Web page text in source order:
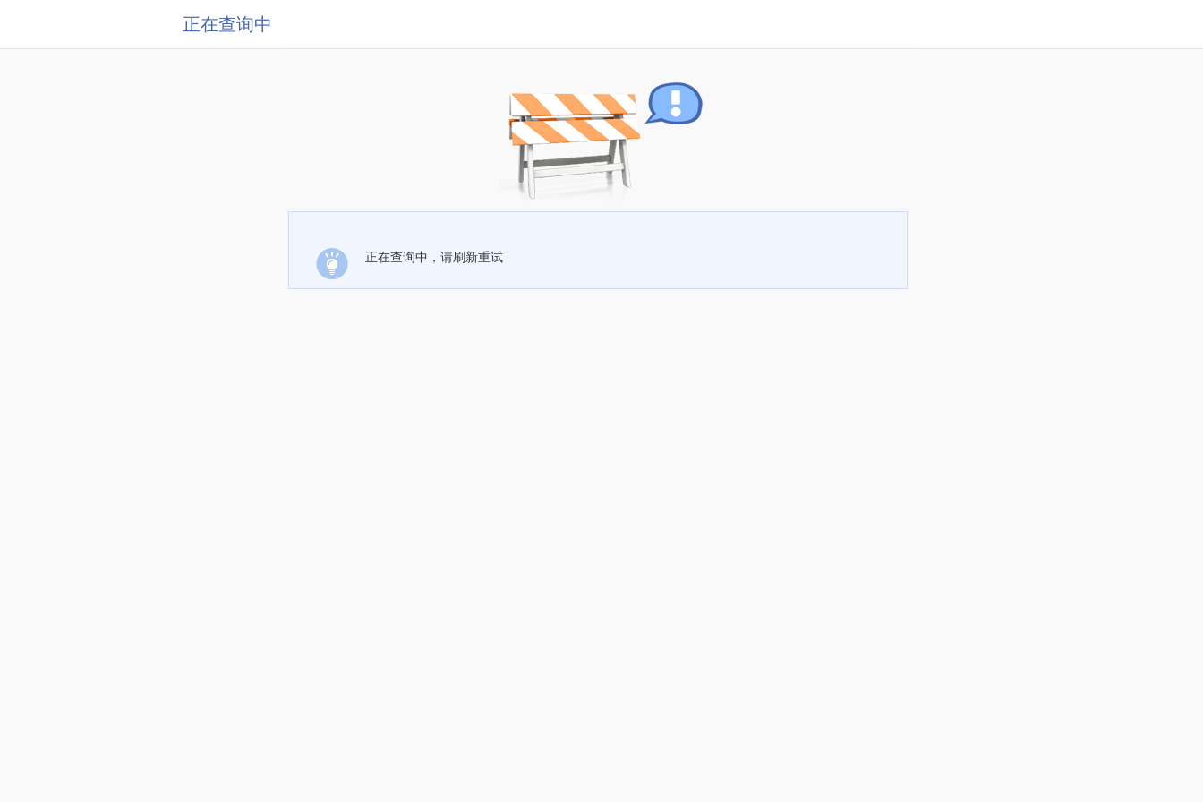
正在查询中
正在查询中，请刷新重试